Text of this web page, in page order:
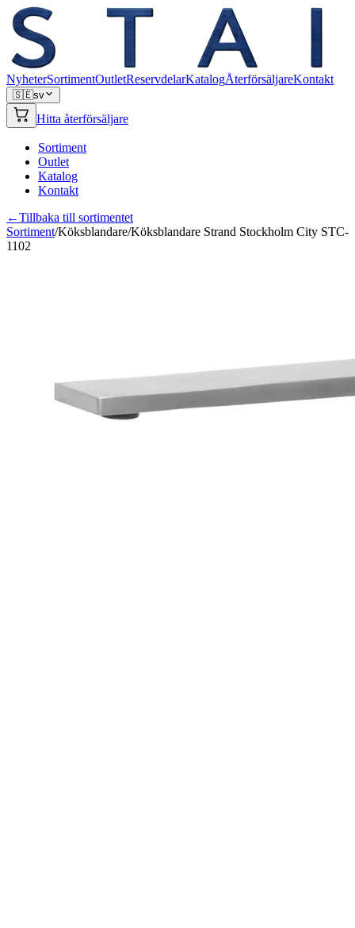
NyheterSortimentOutletReservdelarKatalogÅterförsäljareKontakt
🇸🇪sv
Hitta återförsäljare
Sortiment
Outlet
Katalog
Kontakt
←Tillbaka till sortimentet
Sortiment/Köksblandare/Köksblandare Strand Stockholm City STC-
1102